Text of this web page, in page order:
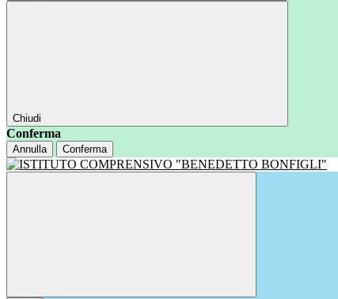
Chiudi
Conferma
Annulla Conferma